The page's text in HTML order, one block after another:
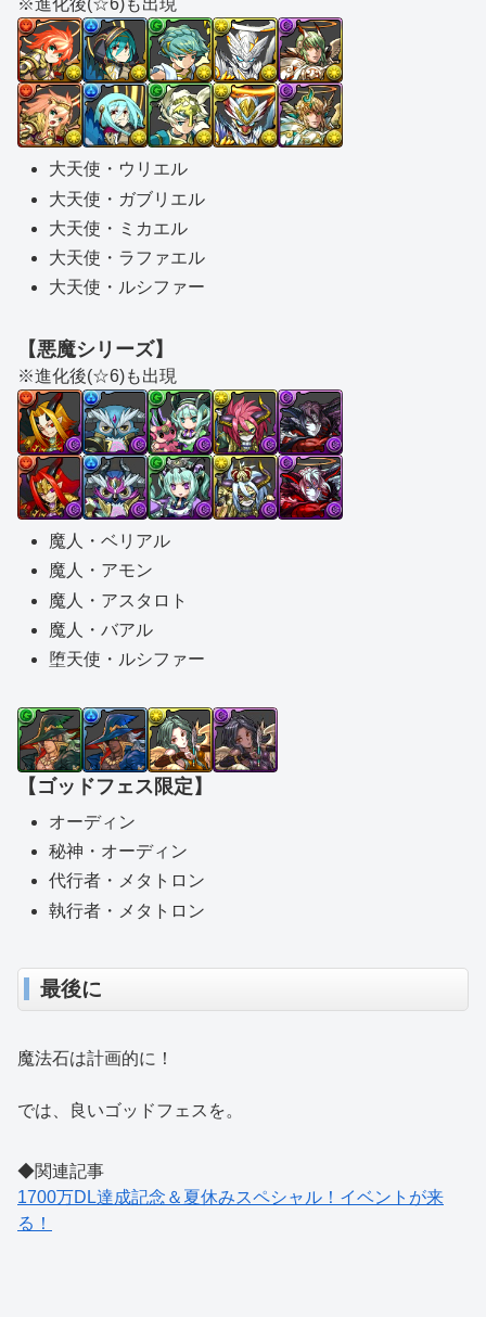
※進化後(☆6)も出現
大天使・ウリエル
大天使・ガブリエル
大天使・ミカエル
大天使・ラファエル
大天使・ルシファー
【悪魔シリーズ】
※進化後(☆6)も出現
魔人・ベリアル
魔人・アモン
魔人・アスタロト
魔人・バアル
堕天使・ルシファー
【ゴッドフェス限定】
オーディン
秘神・オーディン
代行者・メタトロン
執行者・メタトロン
最後に
魔法石は計画的に！
では、良いゴッドフェスを。
◆関連記事
1700万DL達成記念＆夏休みスペシャル！イベントが来
る！